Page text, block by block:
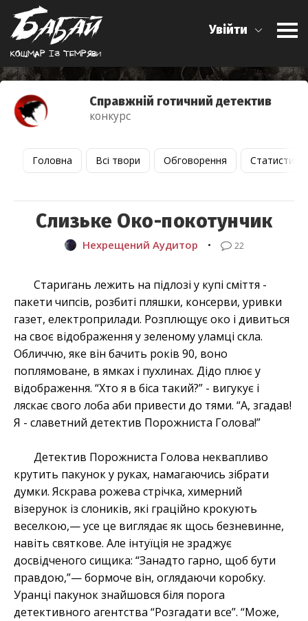
Кошмар iз темряви
Увійти
Справжній готичний детектив
конкурс
Головна Всі твори Обговорення Статистика
Слизьке Око-покотунчик
Нехрещений Аудитор • 22
Старигань лежить на підлозі у купі сміття -
пакети чипсів, розбиті пляшки, консерви, уривки
газет, електроприлади. Розплющує око і дивиться
на своє відображення у зеленому уламці скла.
Обличчю, яке він бачить років 90, воно
поплямоване, в ямках і пухлинах. Дідо плює у
відображення. “Хто я в біса такий?” - вигукує і
ляскає свого лоба аби привести до тями. “А, згадав!
Я - славетний детектив Порожниста Голова!”
Детектив Порожниста Голова неквапливо
крутить пакунок у руках, намагаючись зібрати
думки. Яскрава рожева стрічка, химерний
візерунок із слоників, які граційно крокують
веселкою,— усе це виглядає як щось безневинне,
навіть святкове. Але інтуїція не зраджує
досвідченого сищика: “Занадто гарно, щоб бути
правдою,”— бормоче він, оглядаючи коробку.
Уранці пакунок знайшовся біля порога
детективного агентства “Розгадати все”. “Може,